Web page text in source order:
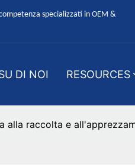
specializzati in OEM &
DI NOI RESOURCES
alla raccolta e